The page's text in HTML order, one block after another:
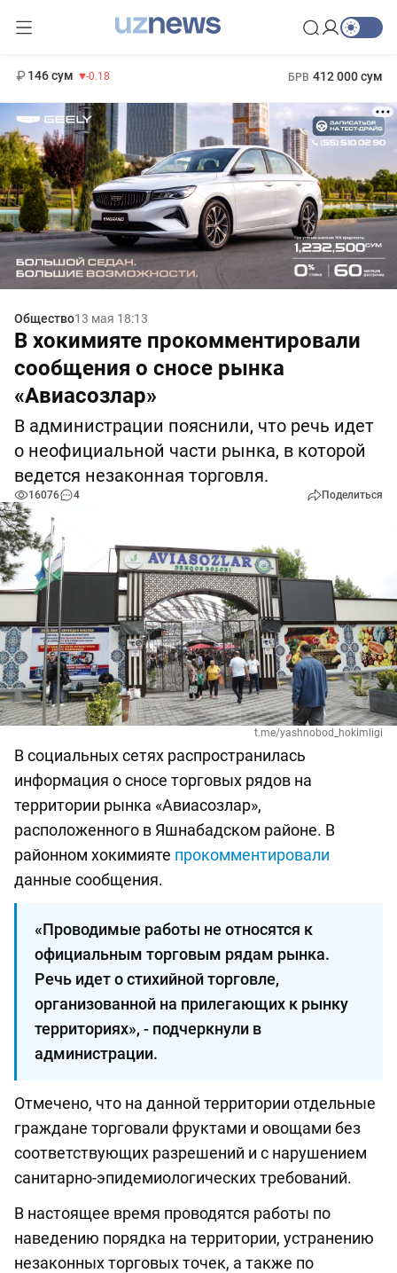
146 сум -0.18 БРВ 412 000 сум
Общество13 мая 18:13
В хокимияте прокомментировали
сообщения о сносе рынка
«Авиасозлар»
В администрации пояснили, что речь идет
о неофициальной части рынка, в которой
ведется незаконная торговля.
16076 4 Поделиться
t.me/yashnobod_hokimligi
В социальных сетях распространилась
информация о сносе торговых рядов на
территории рынка «Авиасозлар»,
расположенного в Яшнабадском районе. В
районном хокимияте прокомментировали
данные сообщения.
«Проводимые работы не относятся к
официальным торговым рядам рынка.
Речь идет о стихийной торговле,
организованной на прилегающих к рынку
территориях», - подчеркнули в
администрации.
Отмечено, что на данной территории отдельные
граждане торговали фруктами и овощами без
соответствующих разрешений и с нарушением
санитарно-эпидемиологических требований.
В настоящее время проводятся работы по
наведению порядка на территории, устранению
незаконных торговых точек, а также по